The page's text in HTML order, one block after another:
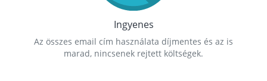
Ingyenes
Az összes email cím használata díjmentes és az is
marad, nincsenek rejtett költségek.